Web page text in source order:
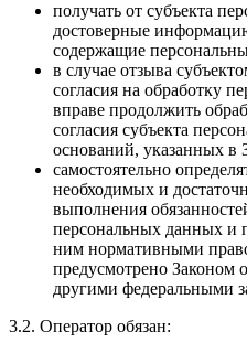
получать от субъекта
достоверные
содержащие
в случае отзыва
согласия на обработку
вправе продолжить
согласия субъекта
оснований, указанных в
самостоятельно
необходимых и
выполнения
персональных данных и
ним нормативными
предусмотрено Законом
другими федеральными
3.2. Оператор обязан: